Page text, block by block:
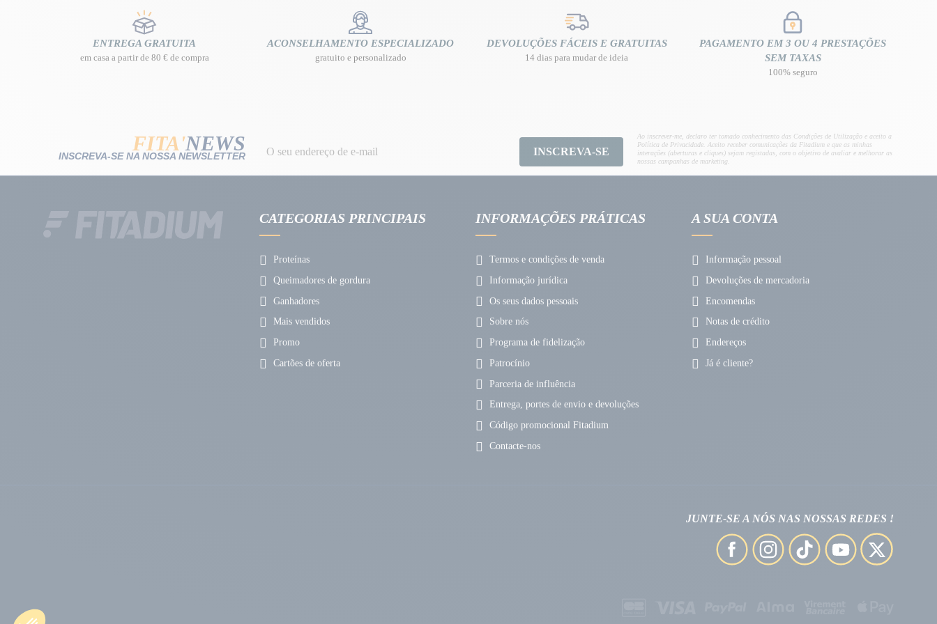
ENTREGA GRATUITA
em casa a partir de 80 € de compra
ACONSELHAMENTO ESPECIALIZADO
gratuito e personalizado
DEVOLUÇÕES FÁCEIS E GRATUITAS
14 dias para mudar de ideia
PAGAMENTO EM 3 OU 4 PRESTAÇÕES
SEM TAXAS
100% seguro
FITA'NEWS
INSCREVA-SE NA NOSSA NEWSLETTER INSCREVA-SE
Ao inscrever-me, declaro ter tomado conhecimento das Condições de Utilização e aceito a
Política de Privacidade. Aceito receber comunicações da Fitadium e que as minhas
interações (aberturas e cliques) sejam registadas, com o objetivo de avaliar e melhorar as
nossas campanhas de marketing.
CATEGORIAS PRINCIPAIS
Proteínas
Queimadores de gordura
Ganhadores
Mais vendidos
Promo
Cartões de oferta
INFORMAÇÕES PRÁTICAS
Termos e condições de venda
Informação jurídica
Os seus dados pessoais
Sobre nós
Programa de fidelização
Patrocínio
Parceria de influência
Entrega, portes de envio e devoluções
Código promocional Fitadium
Contacte-nos
A SUA CONTA
Informação pessoal
Devoluções de mercadoria
Encomendas
Notas de crédito
Endereços
Já é cliente?
JUNTE-SE A NÓS NAS NOSSAS REDES !